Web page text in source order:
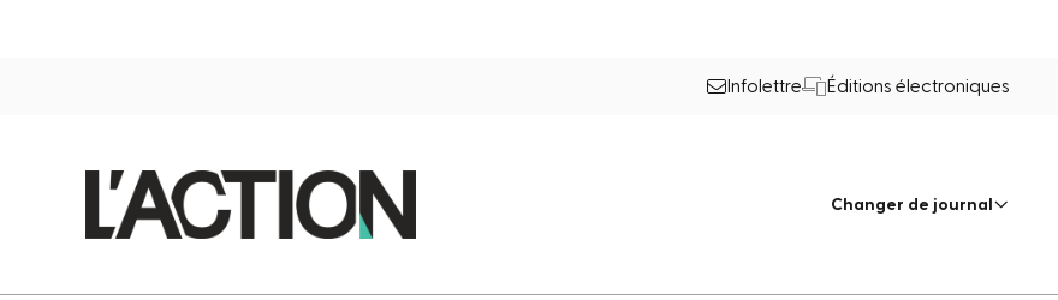
Infolettre Éditions électroniques
Changer de journal